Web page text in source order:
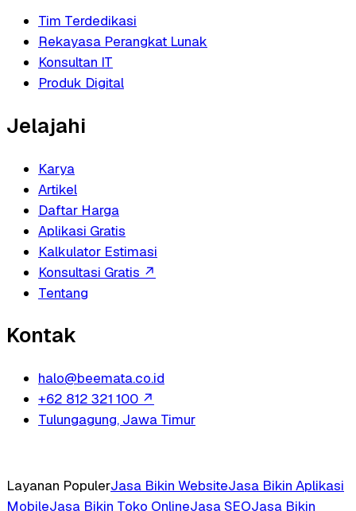
Tim Terdedikasi
Rekayasa Perangkat Lunak
Konsultan IT
Produk Digital
Jelajahi
Karya
Artikel
Daftar Harga
Aplikasi Gratis
Kalkulator Estimasi
Konsultasi Gratis ↗
Tentang
Kontak
halo@beemata.co.id
+62 812 321 100 ↗
Tulungagung, Jawa Timur
Layanan PopulerJasa Bikin WebsiteJasa Bikin Aplikasi
MobileJasa Bikin Toko OnlineJasa SEOJasa Bikin